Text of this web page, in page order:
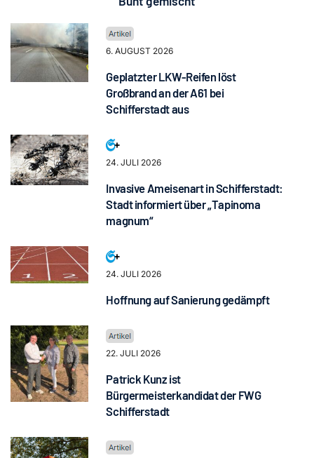
6. AUGUST 2026
Geplatzter LKW-Reifen löst
Großbrand an der A61 bei
Schifferstadt aus
24. JULI 2026
Invasive Ameisenart in Schifferstadt:
Stadt informiert über „Tapinoma
magnum“
24. JULI 2026
Hoffnung auf Sanierung gedämpft
22. JULI 2026
Patrick Kunz ist
Bürgermeisterkandidat der FWG
Schifferstadt